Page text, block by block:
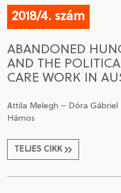
2018/4. szám
ABANDONED
AND THE
CARE WORK IN
Attila Melegh – Dóra Gábriel
Hámos
TELJES CIKK